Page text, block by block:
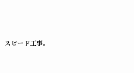
スピード工事。